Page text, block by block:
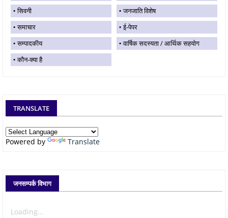
सिवनी
जनजाति विशेष
समाचार
ई-पेपर
सम्पादकीय
वार्षिक सदस्यता / आर्थिक सहयोग
कौन-क्या है
TRANSLATE
Powered by Translate
जनसम्पर्क विभाग
Loading...